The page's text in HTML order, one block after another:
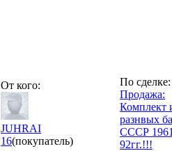
От кого:
JUHRAI
16(покупатель)
По сделке:
Продажа:
Комплект
разнвых
СССР
92гг.!!!